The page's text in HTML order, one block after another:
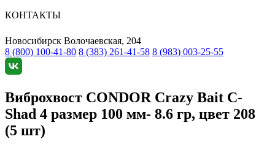
КОНТАКТЫ
Новосибирск Волочаевская, 204
8 (800) 100-41-80 8 (383) 261-41-58 8 (983) 003-25-55
Виброхвост CONDOR Crazy Bait C-
Shad 4 размер 100 мм- 8.6 гр, цвет 208
(5 шт)